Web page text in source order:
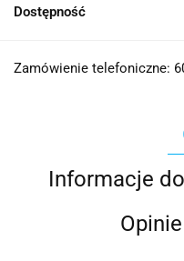
Dostępność
Zamówienie telefoniczne:
Informacje